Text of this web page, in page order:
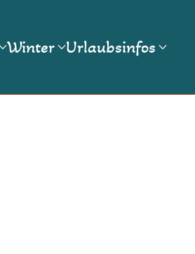
Winter Urlaubsinfos